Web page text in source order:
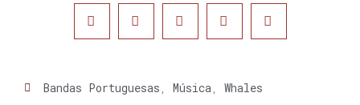
Bandas Portuguesas , Música, Whales